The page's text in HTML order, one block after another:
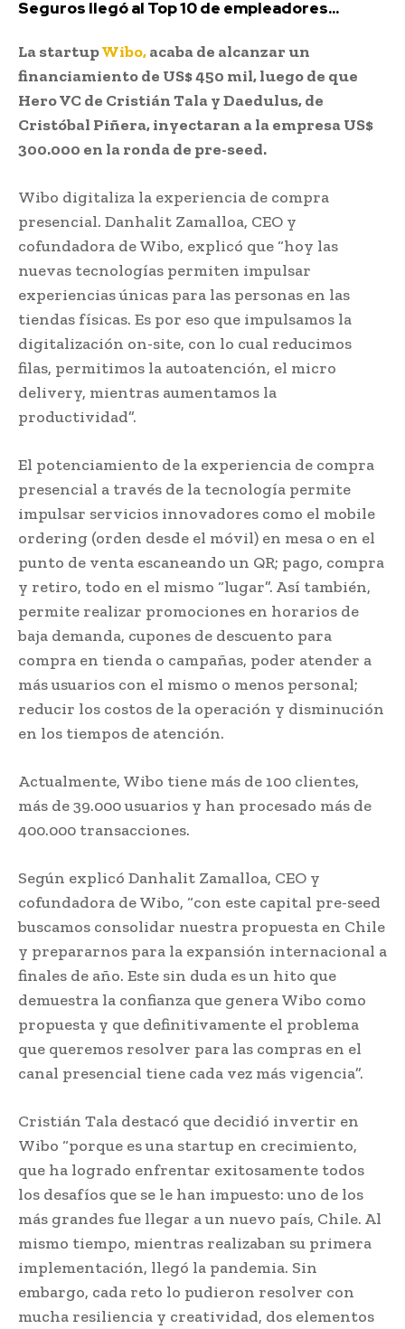
Seguros llegó al Top 10 de empleadores...
La startupWibo,acaba de alcanzar un
financiamiento de US$ 450 mil, luego de que
Hero VC de Cristián Tala y Daedulus, de
Cristóbal Piñera, inyectaran a la empresa US$
300.000 en la ronda de pre-seed.
Wibo digitaliza la experiencia de compra
presencial. Danhalit Zamalloa, CEO y
cofundadora de Wibo, explicó que “hoy las
nuevas tecnologías permiten impulsar
experiencias únicas para las personas en las
tiendas físicas. Es por eso que impulsamos la
digitalización on-site, con lo cual reducimos
filas, permitimos la autoatención, el micro
delivery, mientras aumentamos la
productividad”.
El potenciamiento de la experiencia de compra
presencial a través de la tecnología permite
impulsar servicios innovadores como el mobile
ordering (orden desde el móvil) en mesa o en el
punto de venta escaneando un QR; pago, compra
y retiro, todo en el mismo “lugar”. Así también,
permite realizar promociones en horarios de
baja demanda, cupones de descuento para
compra en tienda o campañas, poder atender a
más usuarios con el mismo o menos personal;
reducir los costos de la operación y disminución
en los tiempos de atención.
Actualmente, Wibo tiene más de 100 clientes,
más de 39.000 usuarios y han procesado más de
400.000 transacciones.
Según explicó Danhalit Zamalloa, CEO y
cofundadora de Wibo, “con este capital pre-seed
buscamos consolidar nuestra propuesta en Chile
y prepararnos para la expansión internacional a
finales de año. Este sin duda es un hito que
demuestra la confianza que genera Wibo como
propuesta y que definitivamente el problema
que queremos resolver para las compras en el
canal presencial tiene cada vez más vigencia”.
Cristián Tala destacó que decidió invertir en
Wibo “porque es una startup en crecimiento,
que ha logrado enfrentar exitosamente todos
los desafíos que se le han impuesto: uno de los
más grandes fue llegar a un nuevo país, Chile. Al
mismo tiempo, mientras realizaban su primera
implementación, llegó la pandemia. Sin
embargo, cada reto lo pudieron resolver con
mucha resiliencia y creatividad, dos elementos